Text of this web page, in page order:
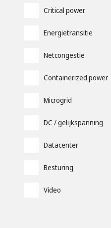
Critical power
Energietransitie
Netcongestie
Containerized power
Microgrid
DC / gelijkspanning
Datacenter
Besturing
Video